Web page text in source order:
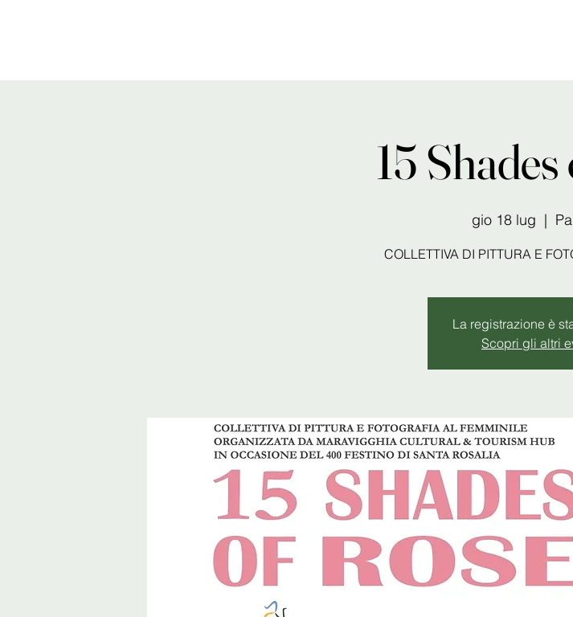
15
gio 18 lug
  |
COLLETTIVA DI PITTURA E
La registrazione è
Scopri gli altri